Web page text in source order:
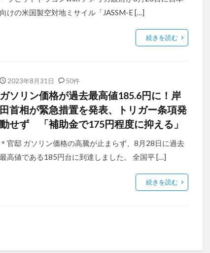
向けの米国製空対地ミサイル「JASSM-E […]
続きを読む
2023年8月31日 50件
ガソリン価格が過去最高値185.6円に！岸
田首相が緊急措置を発表、トリガー条項発
動せず 「補助金で175円程度に抑える」
＊官邸 ガソリン価格の高騰が止まらず、8月28日に過去
最高値である185円台に到達しました。 全国平 […]
続きを読む